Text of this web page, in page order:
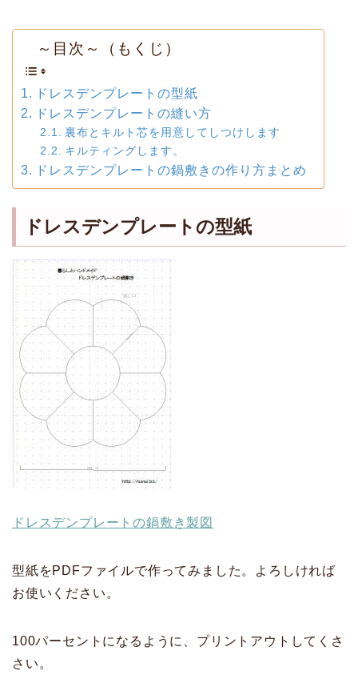
～目次～（もくじ）
ドレスデンプレートの型紙
ドレスデンプレートの縫い方
裏布とキルト芯を用意してしつけします
キルティングします。
ドレスデンプレートの鍋敷きの作り方まとめ
ドレスデンプレートの型紙
ドレスデンプレートの鍋敷き製図
型紙をPDFファイルで作ってみました。よろしければ
お使いください。
100パーセントになるように、プリントアウトしてくさ
さい。